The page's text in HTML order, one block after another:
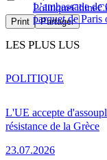
L’ambassade
parquet de Paris
PolitiqueChine
Print Partager
LES PLUS LUS
L'UE accepte
résistance de la Grèce
23.07.2026
POLITIQUE